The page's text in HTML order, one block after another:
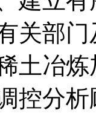
关部
土冶
控分